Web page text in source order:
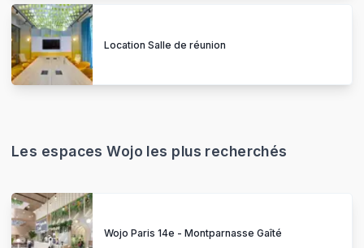
Location Salle de réunion
Les espaces Wojo les plus recherchés
Wojo Paris 14e - Montparnasse Gaîté